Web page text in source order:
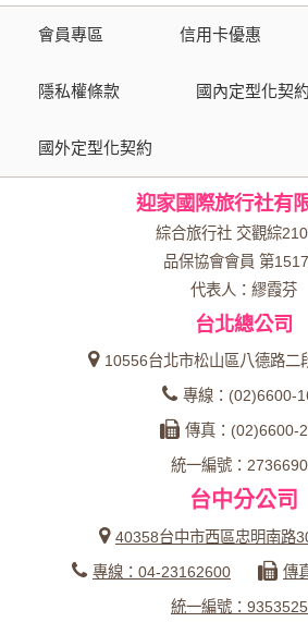
會員專區 信用卡優惠
隱私權條款 國內定型化契約
國外定型化契約
迎家國際旅行社有
綜合旅行社 交觀綜
品保協會會員 第
代表人：繆霞芬
台北總公司
10556台北市松山區八德路二
專線：(02)6600-
傳真：(02)6600-
統一編號：
台中分公司
40358台中市西區忠明南路
專線：04-23162600
傳
統一編號：